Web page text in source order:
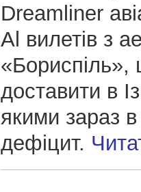
Dreamliner
Аl вилетів з
доставити в
якими зараз в
дефіцит.